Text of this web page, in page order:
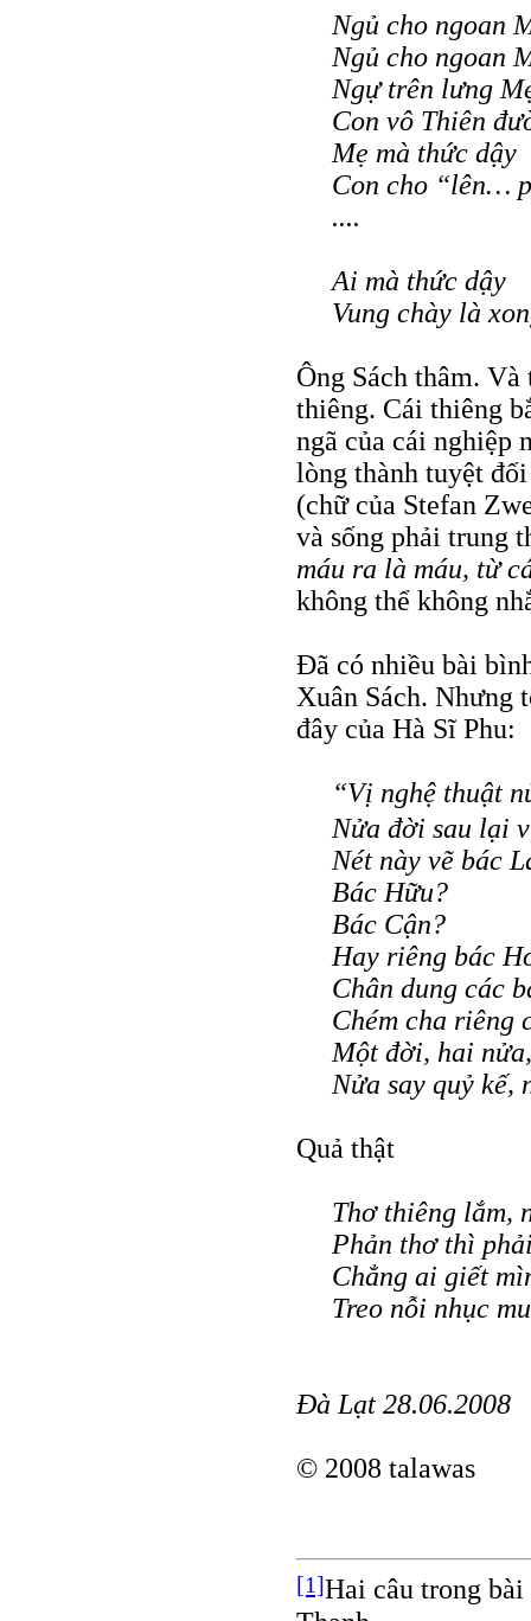
Ngủ cho ngoan
Ngủ cho ngoan
Ngự trên lưng
Con vô Thiên
Mẹ mà thức dậy
Con cho “lên…
....
Ai mà thức dậy
Vung chày là
Ông Sách thâm.
thiêng. Cái thiêng
ngã của cái nghiệp
lòng thành tuyệt
(chữ của Stefan
và sống phải trung
máu ra là máu, từ
không thể không
Đã có nhiều bài
Xuân Sách. Nhưng
đây của Hà Sĩ Phu:
“Vị nghệ thuật
Nửa đời sau lại
Nét này vẽ bác
Bác Hữu?
Bác Cận?
Hay riêng bác
Chân dung các
Chém cha riêng
Một đời, hai
Nửa say quỷ kế,
Quả thật
Thơ thiêng lắm,
Phản thơ thì
Chẳng ai giết
Treo nỗi nhục
Đà Lạt 28.06.2008
© 2008 talawas
[1]Hai câu trong bài